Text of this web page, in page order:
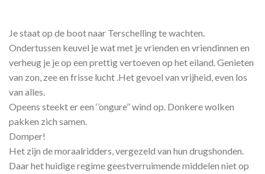
Je staat op de boot naar Terschelling te wachten.
Ondertussen keuvel je wat met je vrienden en vriendinnen en
verheug je je op een prettig vertoeven op het eiland. Genieten
van zon, zee en frisse lucht .Het gevoel van vrijheid, even los
van alles.
Opeens steekt er een ‘’ongure’’ wind op. Donkere wolken
pakken zich samen.
Domper!
Het zijn de moraalridders, vergezeld van hun drugshonden.
Daar het huidige regime geestverruimende middelen niet op